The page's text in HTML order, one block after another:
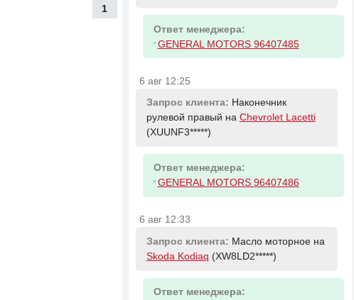
1
Ответ менеджера:
- GENERAL MOTORS 96407485
6 авг 12:25
Запрос клиента: Наконечник
рулевой правый на Chevrolet Lacetti
(XUUNF3*****)
Ответ менеджера:
- GENERAL MOTORS 96407486
6 авг 12:33
Запрос клиента: Масло моторное на
Skoda Kodiaq (XW8LD2*****)
Ответ менеджера: